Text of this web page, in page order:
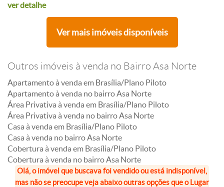
ver detalhe
Ver mais imóveis disponíveis
Outros imóveis à venda no Bairro Asa Norte
Apartamento à venda em Brasília/Plano Piloto
Apartamento à venda no bairro Asa Norte
Área Privativa à venda em Brasília/Plano Piloto
Área Privativa à venda no bairro Asa Norte
Casa à venda em Brasília/Plano Piloto
Casa à venda no bairro Asa Norte
Cobertura à venda em Brasília/Plano Piloto
Cobertura à venda no bairro Asa Norte
Olá, o imóvel que buscava foi vendido ou está indisponível,
mas não se preocupe veja abaixo outras opções que o Lugar